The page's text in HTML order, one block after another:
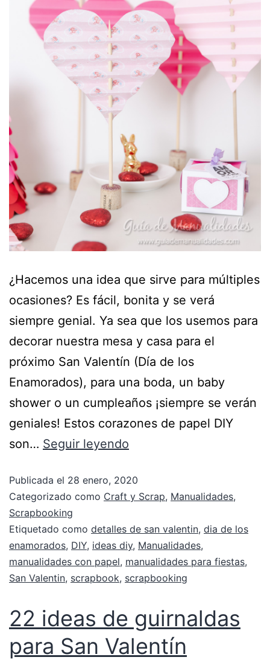
¿Hacemos una idea que sirve para múltiples
ocasiones? Es fácil, bonita y se verá
siempre genial. Ya sea que los usemos para
decorar nuestra mesa y casa para el
próximo San Valentín (Día de los
Enamorados), para una boda, un baby
shower o un cumpleaños ¡siempre se verán
geniales! Estos corazones de papel DIY
son… Seguir leyendo
Publicada el 28 enero, 2020
Categorizado como Craft y Scrap, Manualidades,
Scrapbooking
Etiquetado como detalles de san valentin, dia de los
enamorados, DIY, ideas diy, Manualidades,
manualidades con papel, manualidades para fiestas,
San Valentin, scrapbook, scrapbooking
22 ideas de guirnaldas
para San Valentín